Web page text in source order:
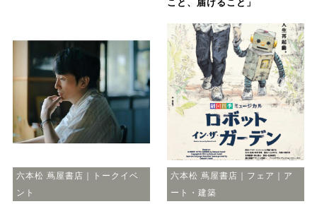
こと、届けること」
六本松 蔦屋書店｜トークイベ
ント
六本松 蔦屋書店｜フェア｜ア
ート・建築